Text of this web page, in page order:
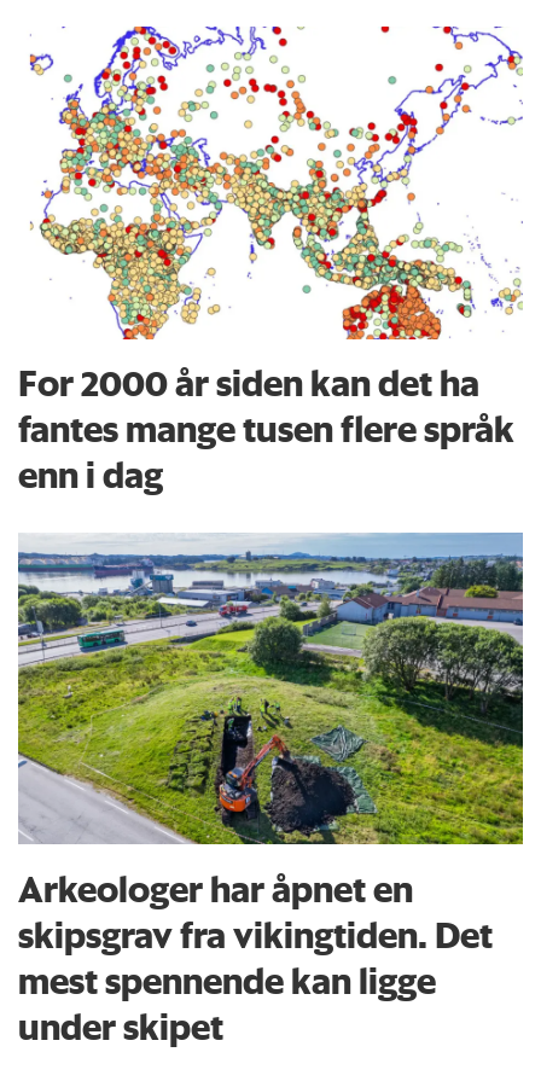
For 2000 år siden kan det ha
fantes mange tusen flere språk
enn i dag
Arkeologer har åpnet en
skipsgrav fra vikingtiden. Det
mest spennende kan ligge
under skipet